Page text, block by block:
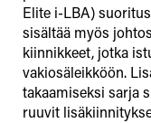
Elite i-LBA)
sisältää myös
kiinnikkeet, jotka
vakiosäleikköön.
takaamiseksi sarja
ruuvit